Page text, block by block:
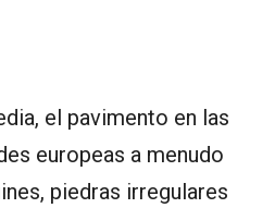
el pavimento en las
europeas a menudo
piedras irregulares